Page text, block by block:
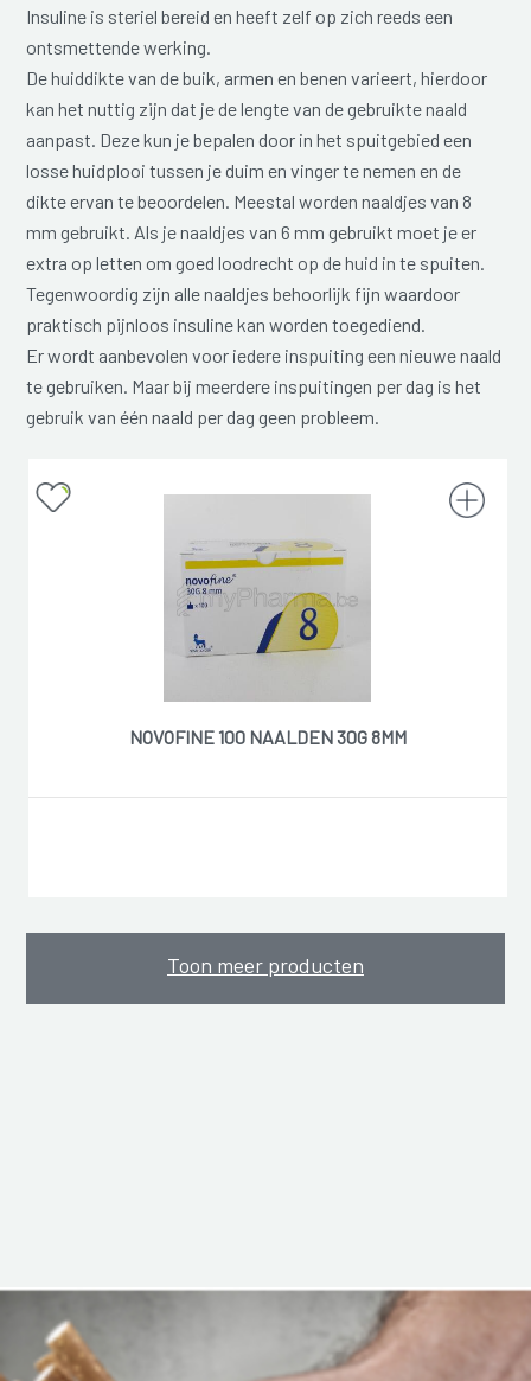
Insuline is steriel bereid en heeft zelf op zich reeds een
ontsmettende werking.
De huiddikte van de buik, armen en benen varieert, hierdoor
kan het nuttig zijn dat je de lengte van de gebruikte naald
aanpast. Deze kun je bepalen door in het spuitgebied een
losse huidplooi tussen je duim en vinger te nemen en de
dikte ervan te beoordelen. Meestal worden naaldjes van 8
mm gebruikt. Als je naaldjes van 6 mm gebruikt moet je er
extra op letten om goed loodrecht op de huid in te spuiten.
Tegenwoordig zijn alle naaldjes behoorlijk fijn waardoor
praktisch pijnloos insuline kan worden toegediend.
Er wordt aanbevolen voor iedere inspuiting een nieuwe naald
te gebruiken. Maar bij meerdere inspuitingen per dag is het
gebruik van één naald per dag geen probleem.
NOVOFINE 100 NAALDEN 30G 8MM
Toon meer producten